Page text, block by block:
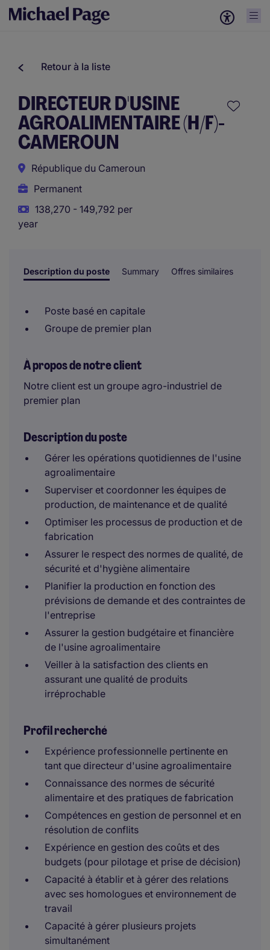
Retour à la liste
DIRECTEUR D'USINE
AGROALIMENTAIRE (H/F)-
CAMEROUN
République du Cameroun
Permanent
138,270 - 149,792 per
year
Description du poste Summary Offres similaires
Poste basé en capitale
Groupe de premier plan
À propos de notre client
Notre client est un groupe agro-industriel de
premier plan
Description du poste
Gérer les opérations quotidiennes de l'usine
agroalimentaire
Superviser et coordonner les équipes de
production, de maintenance et de qualité
Optimiser les processus de production et de
fabrication
Assurer le respect des normes de qualité, de
sécurité et d'hygiène alimentaire
Planifier la production en fonction des
prévisions de demande et des contraintes de
l'entreprise
Assurer la gestion budgétaire et financière
de l'usine agroalimentaire
Veiller à la satisfaction des clients en
assurant une qualité de produits
irréprochable
Profil recherché
Expérience professionnelle pertinente en
tant que directeur d'usine agroalimentaire
Connaissance des normes de sécurité
alimentaire et des pratiques de fabrication
Compétences en gestion de personnel et en
résolution de conflits
Expérience en gestion des coûts et des
budgets (pour pilotage et prise de décision)
Capacité à établir et à gérer des relations
avec ses homologues et environnement de
travail
Capacité à gérer plusieurs projets
simultanément